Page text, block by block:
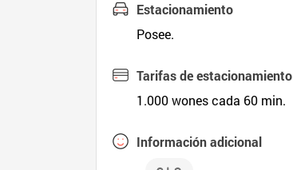
Estacionamiento
Posee.
Tarifas de estacionamiento
1.000 wones cada 60 min.
Información adicional